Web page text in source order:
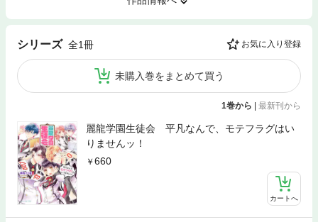
シリーズ 全1冊 お気に入り登録
未購入巻をまとめて買う
1巻から | 最新刊から
麗龍学園生徒会 平凡なんで、モテフラグはい
りませんッ！
660
カートへ